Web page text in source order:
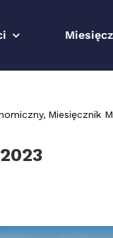
Miesięcznik